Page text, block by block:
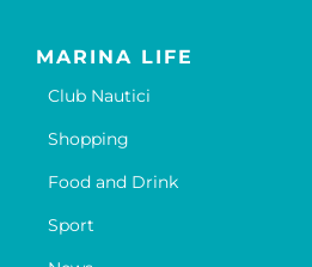
MARINA LIFE
Club Nautici
Shopping
Food and Drink
Sport